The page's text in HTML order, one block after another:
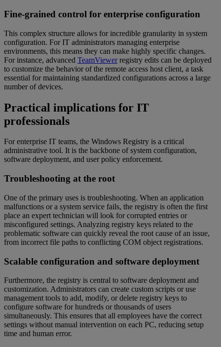
Fine-grained control for enterprise configuration
This complex structure allows for incredible granularity in system
configuration. For IT administrators managing enterprise
environments, this means they can make highly specific changes.
For instance, advanced TeamViewerregistry edits can be deployed
to customize the behavior of the remote access host client, a task
essential for maintaining standardized configurations across a large
number of devices.
Practical implications for IT
professionals
For enterprise IT teams, the Windows Registry is a critical
administrative tool. It is the backbone of system configuration,
software deployment, and user policy enforcement.
Troubleshooting at the root
One of the primary uses is troubleshooting. When an application
malfunctions or a system service fails, the registry is often the first
place an expert technician will look for corrupted entries or
misconfigured settings. Analyzing registry keys related to the
problematic software can quickly reveal the root cause of an issue,
from incorrect file paths to conflicting COM object registrations.
Scalable configuration and software deployment
Furthermore, the registry is central to software deployment and
customization. Administrators can create custom scripts or use
management tools to add, modify, or delete registry keys to
configure software for hundreds or thousands of users
simultaneously. This ensures that all employees have the correct
settings without manual intervention on each PC, reducing setup
time and human error.